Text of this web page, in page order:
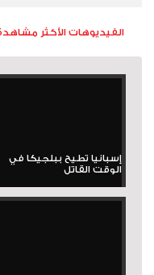
الفيديوهات الأكثر
إسبانيا تطيح ببلجيكا في
الوقت القاتل